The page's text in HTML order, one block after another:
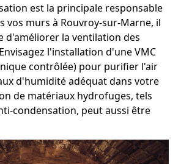
est la principale responsable
vos murs à Rouvroy-sur-Marne, il
d'améliorer la ventilation des
l'installation d'une VMC
contrôlée) pour purifier l'air
d'humidité adéquat dans votre
de matériaux hydrofuges, tels
condensation, peut aussi être